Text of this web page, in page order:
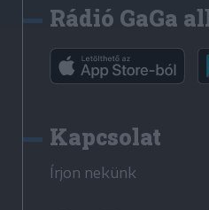
Rádió GaGa
Kapcsolat
Írjon nekünk